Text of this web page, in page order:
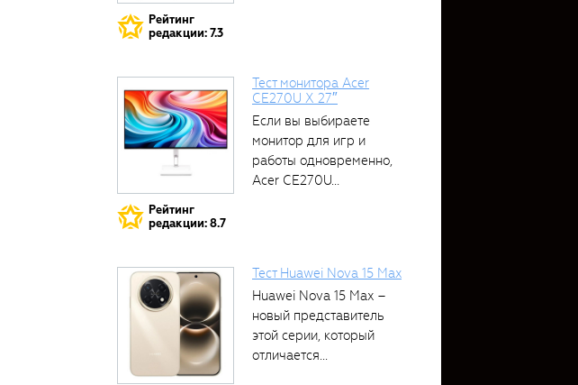
Рейтинг
редакции: 7.3
Рейтинг
редакции: 8.7
Тест монитора Acer
CE270U X 27″
Если вы выбираете
монитор для игр и
работы одновременно,
Acer CE270U...
Тест Huawei Nova 15 Max
Huawei Nova 15 Max –
новый представитель
этой серии, который
отличается...